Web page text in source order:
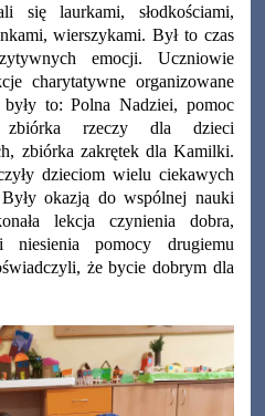
się laurkami, słodkościami,
wierszykami. Był to czas
emocji. Uczniowie
charytatywne organizowane
były to: Polna Nadziei, pomoc
rzeczy dla dzieci
zbiórka zakrętek dla Kamilki.
dzieciom wielu ciekawych
okazją do wspólnej nauki
lekcja czynienia dobra,
niesienia pomocy drugiemu
że bycie dobrym dla